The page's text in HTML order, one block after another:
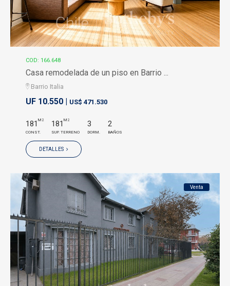
COD: 166.648
Casa remodelada de un piso en Barrio ...
Barrio Italia
UF 10.550 | US$ 471.530
181 M2
CONST.
181 M2
SUP. TERRENO
3
DORM.
2
BAÑOS
DETALLES
Venta